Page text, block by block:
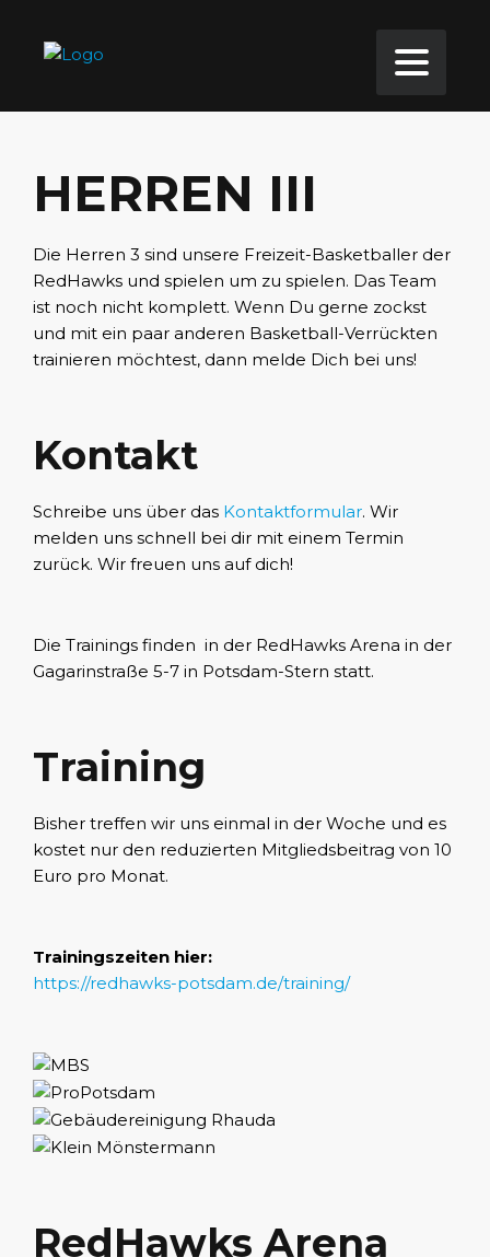
HERREN III
Die Herren 3 sind unsere Freizeit-Basketballer der
RedHawks und spielen um zu spielen. Das Team
ist noch nicht komplett. Wenn Du gerne zockst
und mit ein paar anderen Basketball-Verrückten
trainieren möchtest, dann melde Dich bei uns!
Kontakt
Schreibe uns über das Kontaktformular. Wir
melden uns schnell bei dir mit einem Termin
zurück. Wir freuen uns auf dich!
Die Trainings finden in der RedHawks Arena in der
Gagarinstraße 5-7 in Potsdam-Stern statt.
Training
Bisher treffen wir uns einmal in der Woche und es
kostet nur den reduzierten Mitgliedsbeitrag von 10
Euro pro Monat.
Trainingszeiten hier:
https://redhawks-potsdam.de/training/
RedHawks Arena